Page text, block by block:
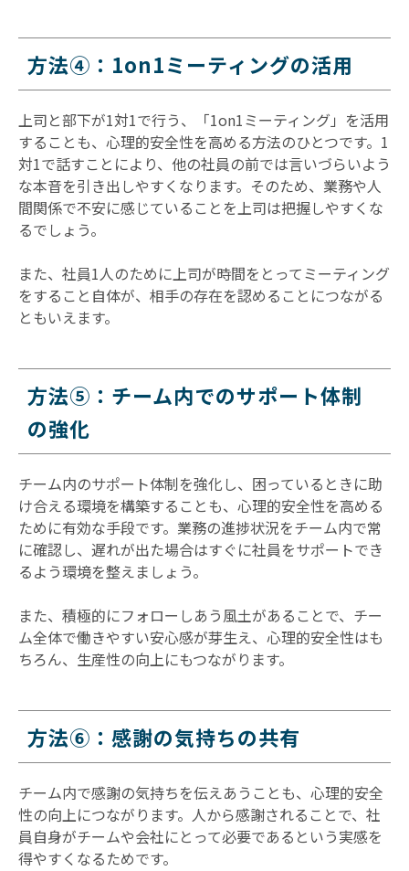
方法④：1on1ミーティングの活用
上司と部下が1対1で行う、「1on1ミーティング」を活用
することも、心理的安全性を高める方法のひとつです。1
対1で話すことにより、他の社員の前では言いづらいよう
な本音を引き出しやすくなります。そのため、業務や人
間関係で不安に感じていることを上司は把握しやすくな
るでしょう。
また、社員1人のために上司が時間をとってミーティング
をすること自体が、相手の存在を認めることにつながる
ともいえます。
方法⑤：チーム内でのサポート体制
の強化
チーム内のサポート体制を強化し、困っているときに助
け合える環境を構築することも、心理的安全性を高める
ために有効な手段です。業務の進捗状況をチーム内で常
に確認し、遅れが出た場合はすぐに社員をサポートでき
るよう環境を整えましょう。
また、積極的にフォローしあう風土があることで、チー
ム全体で働きやすい安心感が芽生え、心理的安全性はも
ちろん、生産性の向上にもつながります。
方法⑥：感謝の気持ちの共有
チーム内で感謝の気持ちを伝えあうことも、心理的安全
性の向上につながります。人から感謝されることで、社
員自身がチームや会社にとって必要であるという実感を
得やすくなるためです。